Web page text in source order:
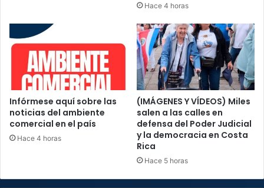
Hace 4 horas
Infórmese aquí sobre las
noticias del ambiente
comercial en el país
Hace 4 horas
(IMÁGENES Y VÍDEOS) Miles
salen a las calles en
defensa del Poder Judicial
y la democracia en Costa
Rica
Hace 5 horas